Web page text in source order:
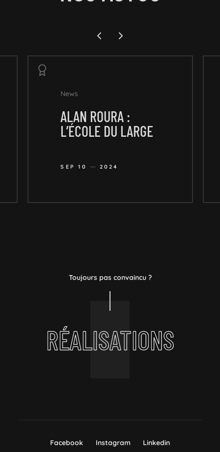
News
ALAN ROURA :
L’ÉCOLE DU LARGE
SEP 10 2024
Toujours pas convaincu ?
RÉALISATIONS
Facebook Instagram Linkedin